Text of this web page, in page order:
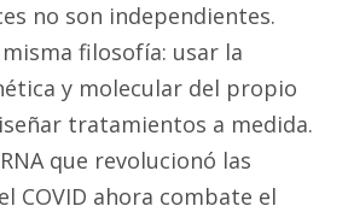
no son independientes.
filosofía: usar la
y molecular del propio
tratamientos a medida.
que revolucionó las
COVID ahora combate el